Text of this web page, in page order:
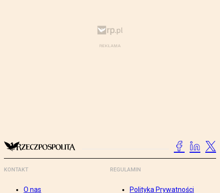
KONTAKT
O nas
REGULAMIN
Polityka Prywatności